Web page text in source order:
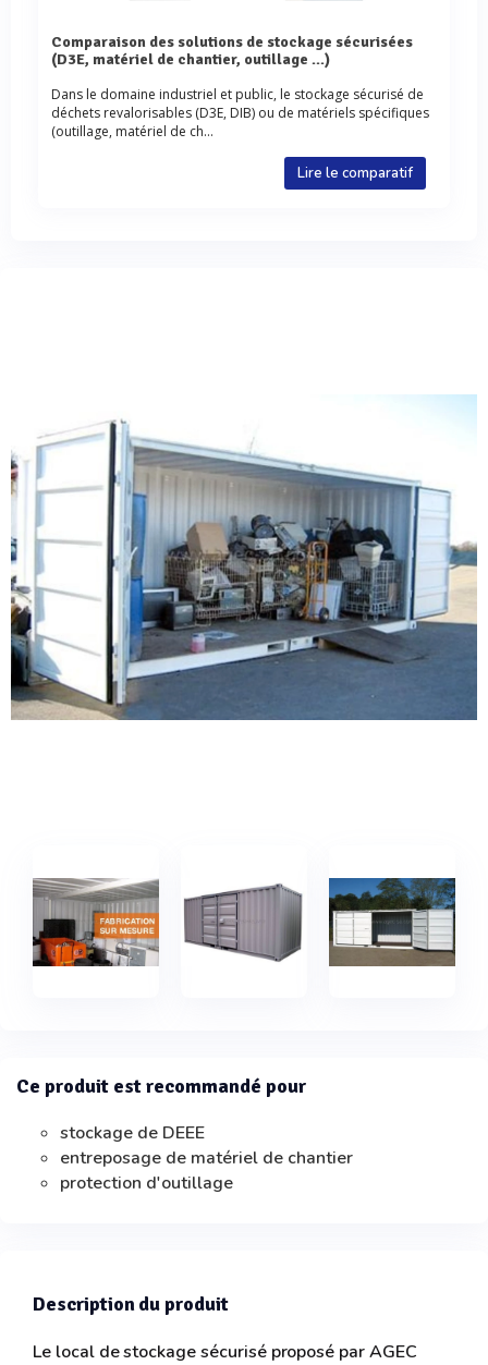
Ce produit est recommandé pour
stockage de DEEE
entreposage de matériel de chantier
protection d'outillage
Description du produit
Le local de stockage sécurisé proposé par AGEC
Comparaison des solutions de stockage sécurisées
(D3E, matériel de chantier, outillage ...)
Dans le domaine industriel et public, le stockage sécurisé de
déchets revalorisables (D3E, DIB) ou de matériels spécifiques
(outillage, matériel de ch...
Lire le comparatif